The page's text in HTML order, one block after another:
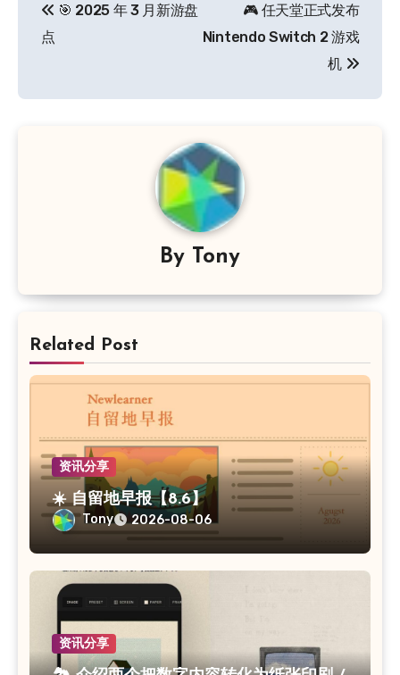
航
🎯 2025 年 3 月新游盘
点
🎮 任天堂正式发布
Nintendo Switch 2 游戏
机
By Tony
Related Post
资讯分享
☀️ 自留地早报【8.6】
Tony 2026-08-06
资讯分享